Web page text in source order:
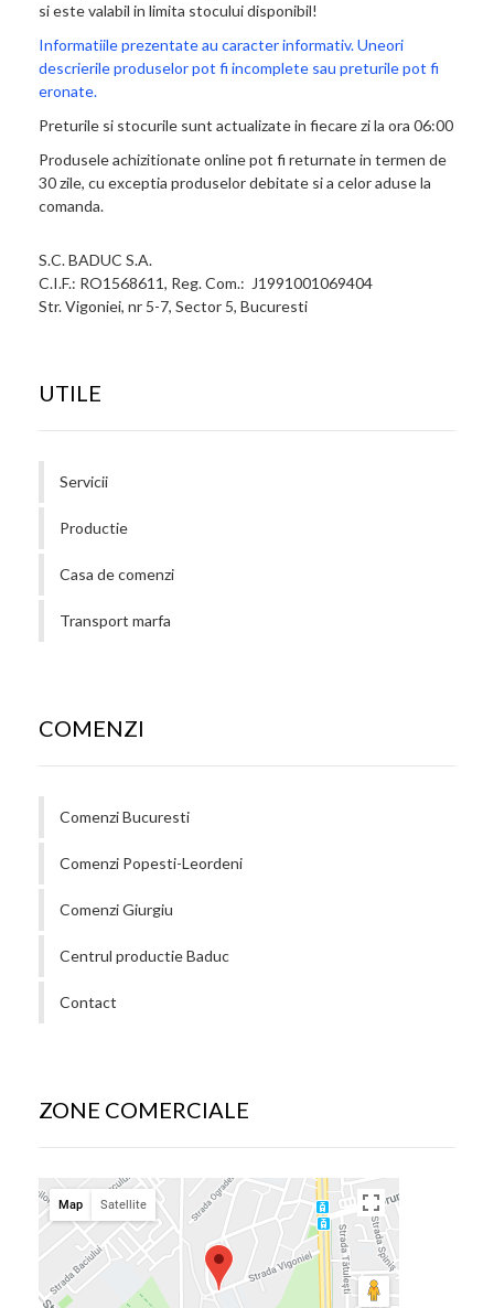
si este valabil in limita stocului disponibil!
Informatiile prezentate au caracter informativ. Uneori
descrierile produselor pot fi incomplete sau preturile pot fi
eronate.
Preturile si stocurile sunt actualizate in fiecare zi la ora 06:00
Produsele achizitionate online pot fi returnate in termen de
30 zile, cu exceptia produselor debitate si a celor aduse la
comanda.
S.C. BADUC S.A.
C.I.F.: RO1568611, Reg. Com.: J1991001069404
Str. Vigoniei, nr 5-7, Sector 5, Bucuresti
UTILE
Servicii
Productie
Casa de comenzi
Transport marfa
COMENZI
Comenzi Bucuresti
Comenzi Popesti-Leordeni
Comenzi Giurgiu
Centrul productie Baduc
Contact
ZONE COMERCIALE